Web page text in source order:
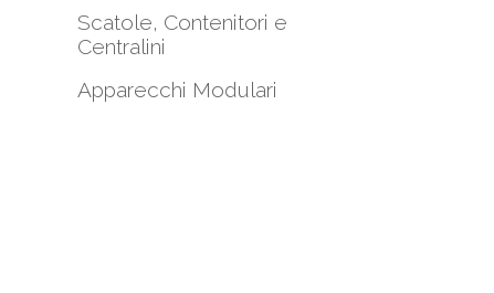
Scatole, Contenitori e
Centralini
Apparecchi Modulari